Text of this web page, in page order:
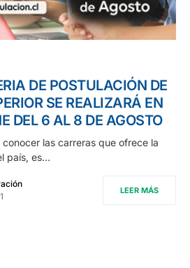
DE POSTULACIÓN DE
SE REALIZARÁ EN
DEL 6 AL 8 DE AGOSTO
las carreras que ofrece la
país, es…
LEER MÁS